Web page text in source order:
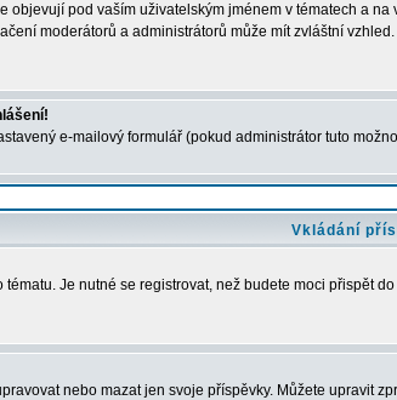
objevují pod vaším uživatelským jménem v tématech a
moderátorů a administrátorů může mít zvláštní
e-mailový formulář (pokud administrátor tuto
Vkládání
Je nutné se registrovat, než budete moci přispět
nebo mazat jen svoje příspěvky. Můžete upravit